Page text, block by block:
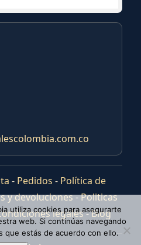
- Pedidos - Política de
y devoluciones-Politicas
legales-Blog
utiliza cookies para asegurarte
web. Si continúas navegando
que estás de acuerdo con ello.